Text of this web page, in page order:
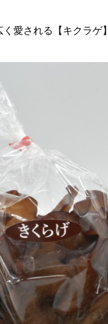
愛される【キクラゲ】